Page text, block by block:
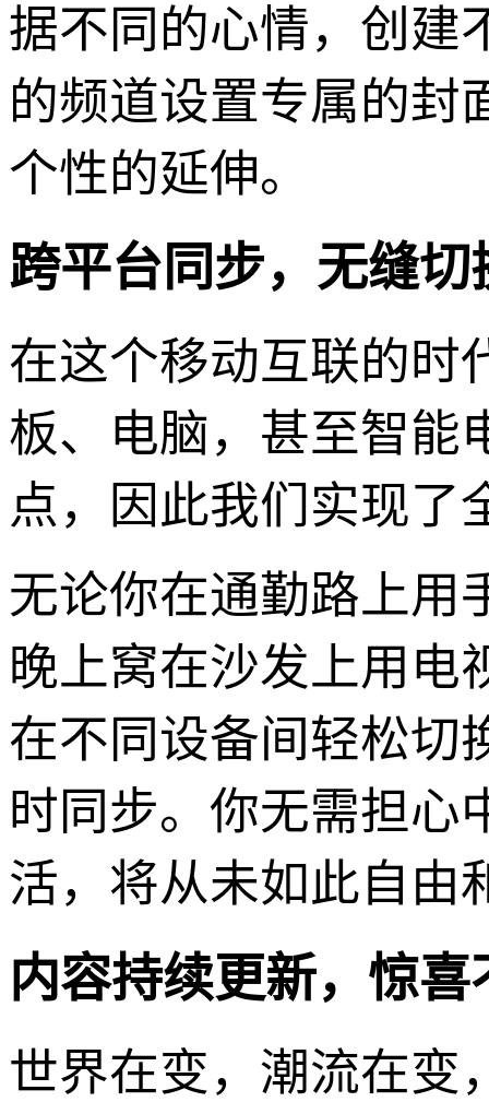
据不同的心情，创建
的频道设置专属的封
个性的延伸。
跨平台同步，无缝
在这个移动互联的时
板、电脑，甚至智能
点，因此我们实现了
无论你在通勤路上用
晚上窝在沙发上用电
在不同设备间轻松切
时同步。你无需担心
活，将从未如此自由
内容持续更新，惊
世界在变，潮流在变